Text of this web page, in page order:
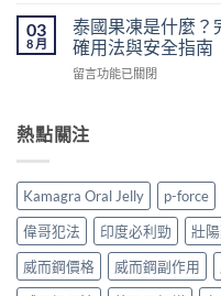
錢、
醫
生
紙
與
安
購
買
注
意
事
項〉
港
怎
麼
藥
推
薦
｜
男
健
產
品
購
買
指
利
勁
原
理
解
西
汀
如
何
改
03
8 月
泰國果凍是什麼？
確用法與安全指南
在
果
凍
什
麼？
完
整
解
析：
留言功能已關閉
熱點關注
Kamagra Oral Jelly p-force
偉哥犯法
印度必利勁 壯
威而鋼價格
威而鋼副作用